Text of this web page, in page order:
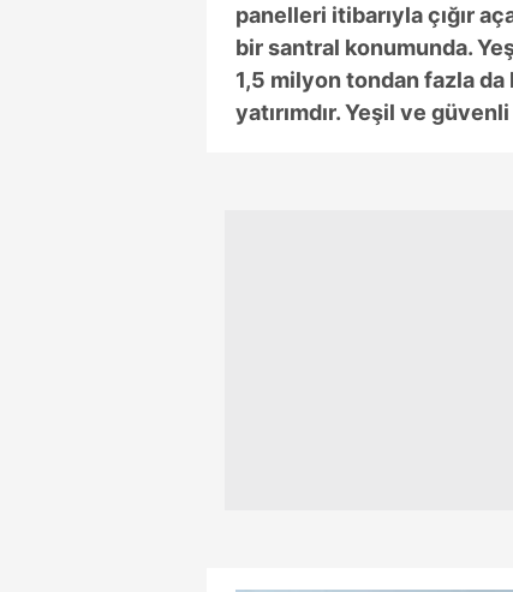
panelleri itibarıyla çığır
bir santral konumunda.
1,5 milyon tondan fazla da
yatırımdır. Yeşil ve güvenli